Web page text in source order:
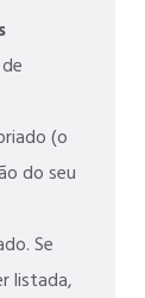
(o
do seu
Se
listada,